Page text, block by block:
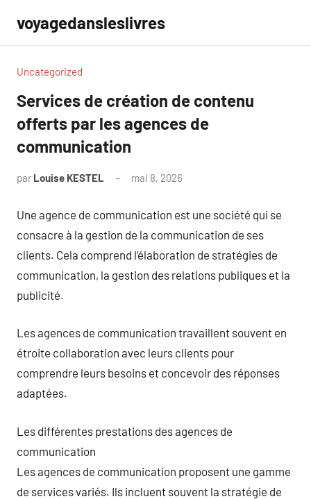
contenu
voyagedansleslivres
Uncategorized
Services de création de contenu
offerts par les agences de
communication
par Louise KESTEL mai 8, 2026
Une agence de communication est une société qui se
consacre à la gestion de la communication de ses
clients. Cela comprend l’élaboration de stratégies de
communication, la gestion des relations publiques et la
publicité.
Les agences de communication travaillent souvent en
étroite collaboration avec leurs clients pour
comprendre leurs besoins et concevoir des réponses
adaptées.
Les différentes prestations des agences de
communication
Les agences de communication proposent une gamme
de services variés. Ils incluent souvent la stratégie de